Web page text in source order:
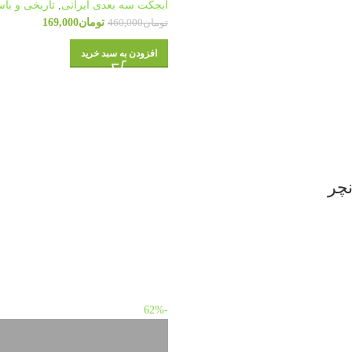
آبجکت سه بعدی ایرانی, تاریخی و
تومان460,000 تومان169,000
افزودن به سبد خرید
-62%